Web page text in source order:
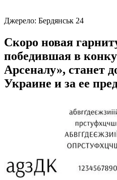
Джерело: Бердянськ 24
Скоро новая
победившая в
Арсеналу», станет
Украине и за ее